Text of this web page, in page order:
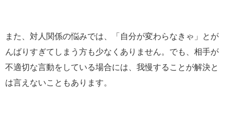
また、対人関係の悩みでは、「自分が変わらなきゃ」とが
んばりすぎてしまう方も少なくありません。でも、相手が
不適切な言動をしている場合には、我慢することが解決と
は言えないこともあります。